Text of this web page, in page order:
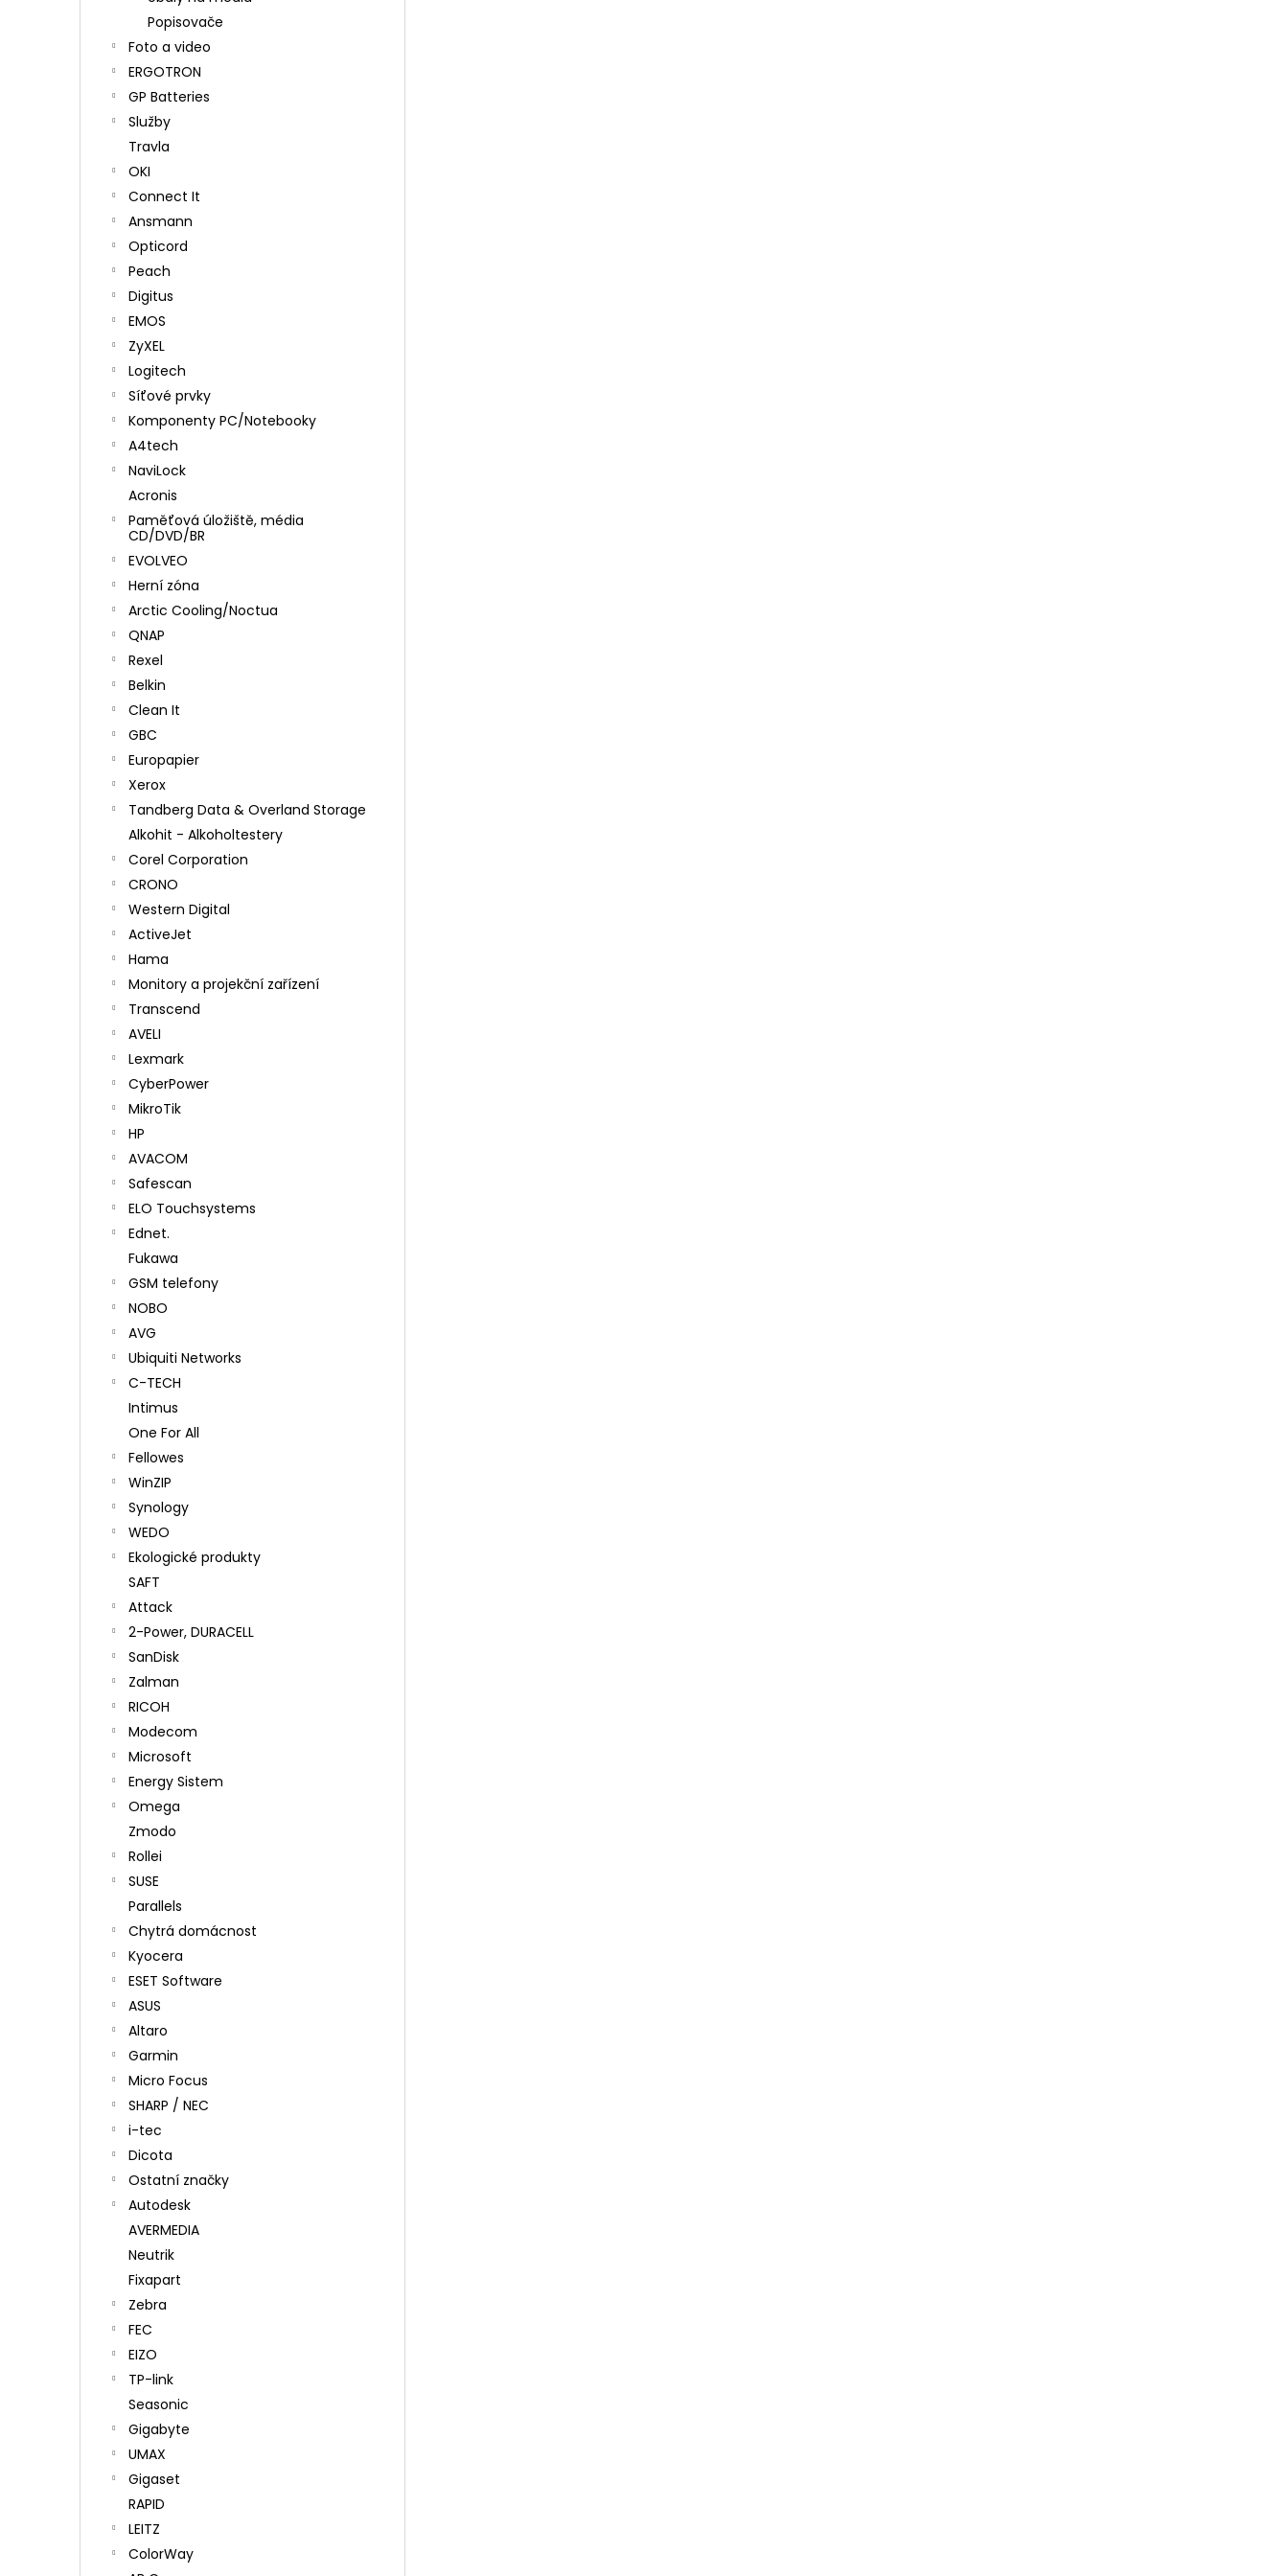
Popisovače
Foto a video
ERGOTRON
GP Batteries
Služby
Travla
OKI
Connect It
Ansmann
Opticord
Peach
Digitus
EMOS
ZyXEL
Logitech
Síťové prvky
Komponenty PC/Notebooky
A4tech
NaviLock
Acronis
Paměťová úložiště, média
CD/DVD/BR
EVOLVEO
Herní zóna
Arctic Cooling/Noctua
QNAP
Rexel
Belkin
Clean It
GBC
Europapier
Xerox
Tandberg Data & Overland Storage
Alkohit - Alkoholtestery
Corel Corporation
CRONO
Western Digital
ActiveJet
Hama
Monitory a projekční zařízení
Transcend
AVELI
Lexmark
CyberPower
MikroTik
HP
AVACOM
Safescan
ELO Touchsystems
Ednet.
Fukawa
GSM telefony
NOBO
AVG
Ubiquiti Networks
C-TECH
Intimus
One For All
Fellowes
WinZIP
Synology
WEDO
Ekologické produkty
SAFT
Attack
2-Power, DURACELL
SanDisk
Zalman
RICOH
Modecom
Microsoft
Energy Sistem
Omega
Zmodo
Rollei
SUSE
Parallels
Chytrá domácnost
Kyocera
ESET Software
ASUS
Altaro
Garmin
Micro Focus
SHARP / NEC
i-tec
Dicota
Ostatní značky
Autodesk
AVERMEDIA
Neutrik
Fixapart
Zebra
FEC
EIZO
TP-link
Seasonic
Gigabyte
UMAX
Gigaset
RAPID
LEITZ
ColorWay